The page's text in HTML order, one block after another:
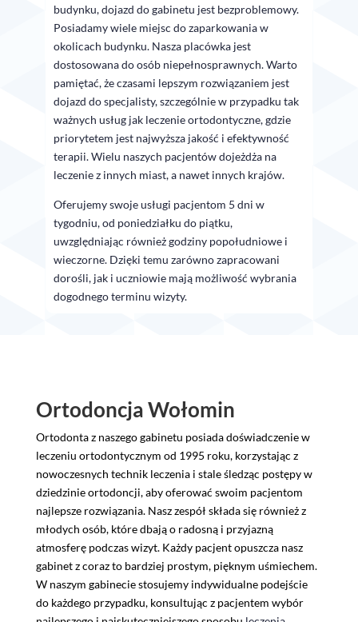
budynku, dojazd do gabinetu jest bezproblemowy.
Posiadamy wiele miejsc do zaparkowania w
okolicach budynku. Nasza placówka jest
dostosowana do osób niepełnosprawnych. Warto
pamiętać, że czasami lepszym rozwiązaniem jest
dojazd do specjalisty, szczególnie w przypadku tak
ważnych usług jak leczenie ortodontyczne, gdzie
priorytetem jest najwyższa jakość i efektywność
terapii. Wielu naszych pacjentów dojeżdża na
leczenie z innych miast, a nawet innych krajów.
Oferujemy swoje usługi pacjentom 5 dni w
tygodniu, od poniedziałku do piątku,
uwzględniając również godziny popołudniowe i
wieczorne. Dzięki temu zarówno zapracowani
dorośli, jak i uczniowie mają możliwość wybrania
dogodnego terminu wizyty.
Ortodoncja Wołomin
Ortodonta z naszego gabinetu posiada doświadczenie w
leczeniu ortodontycznym od 1995 roku, korzystając z
nowoczesnych technik leczenia i stale śledząc postępy w
dziedzinie ortodoncji, aby oferować swoim pacjentom
najlepsze rozwiązania. Nasz zespół składa się również z
młodych osób, które dbają o radosną i przyjazną
atmosferę podczas wizyt. Każdy pacjent opuszcza nasz
gabinet z coraz to bardziej prostym, pięknym uśmiechem.
W naszym gabinecie stosujemy indywidualne podejście
do każdego przypadku, konsultując z pacjentem wybór